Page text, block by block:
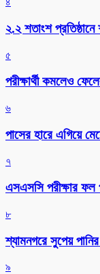
২.২ শতাংশ
৫
পরীক্ষার্থী কমলেও
৬
পাসের হারে এগিয়ে
৭
এসএসসি পরীক্ষার
৮
শ্যামনগরে সুপেয়
৯